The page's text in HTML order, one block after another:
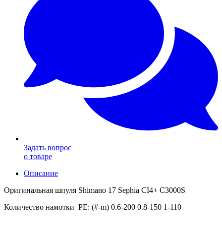
Задать вопрос
о товаре
Описание
Оригинальная шпуля Shimano 17 Sephia CI4+ C3000S
Количество намотки PE: (#-m) 0.6-200 0.8-150 1-110